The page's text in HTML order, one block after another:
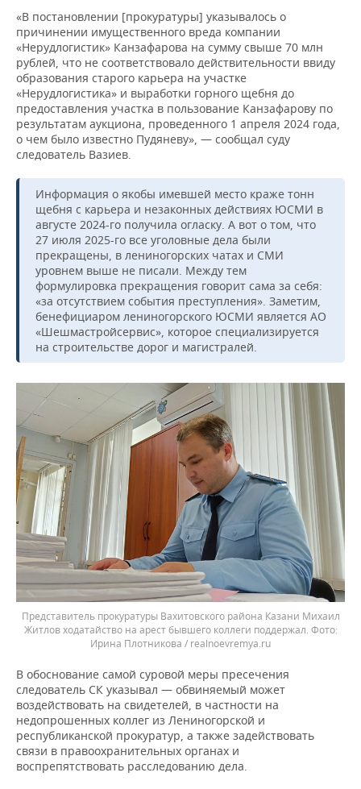
«В постановлении [прокуратуры] указывалось о
причинении имущественного вреда компании
«Нерудлогистик» Канзафарова на сумму свыше 70 млн
рублей, что не соответствовало действительности ввиду
образования старого карьера на участке
«Нерудлогистика» и выработки горного щебня до
предоставления участка в пользование Канзафарову по
результатам аукциона, проведенного 1 апреля 2024 года,
о чем было известно Пудяневу», — сообщал суду
следователь Вазиев.
Информация о якобы имевшей место краже тонн
щебня с карьера и незаконных действиях ЮСМИ в
августе 2024-го получила огласку. А вот о том, что
27 июля 2025-го все уголовные дела были
прекращены, в лениногорских чатах и СМИ
уровнем выше не писали. Между тем
формулировка прекращения говорит сама за себя:
«за отсутствием события преступления». Заметим,
бенефициаром лениногорского ЮСМИ является АО
«Шешмастройсервис», которое специализируется
на строительстве дорог и магистралей.
Представитель прокуратуры Вахитовского района Казани Михаил
Житлов ходатайство на арест бывшего коллеги поддержал.
Ирина Плотникова / realnoevremya.ru
В обоснование самой суровой меры пресечения
следователь СК указывал — обвиняемый может
воздействовать на свидетелей, в частности на
недопрошенных коллег из Лениногорской и
республиканской прокуратур, а также задействовать
связи в правоохранительных органах и
воспрепятствовать расследованию дела.